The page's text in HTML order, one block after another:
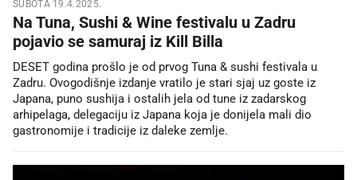
SUBOTA 19.4.2025.
Na Tuna, Sushi & Wine festivalu u Zadru
pojavio se samuraj iz Kill Billa
DESET godina prošlo je od prvog Tuna & sushi festivala u
Zadru. Ovogodišnje izdanje vratilo je stari sjaj uz goste iz
Japana, puno sushija i ostalih jela od tune iz zadarskog
arhipelaga, delegaciju iz Japana koja je donijela mali dio
gastronomije i tradicije iz daleke zemlje.